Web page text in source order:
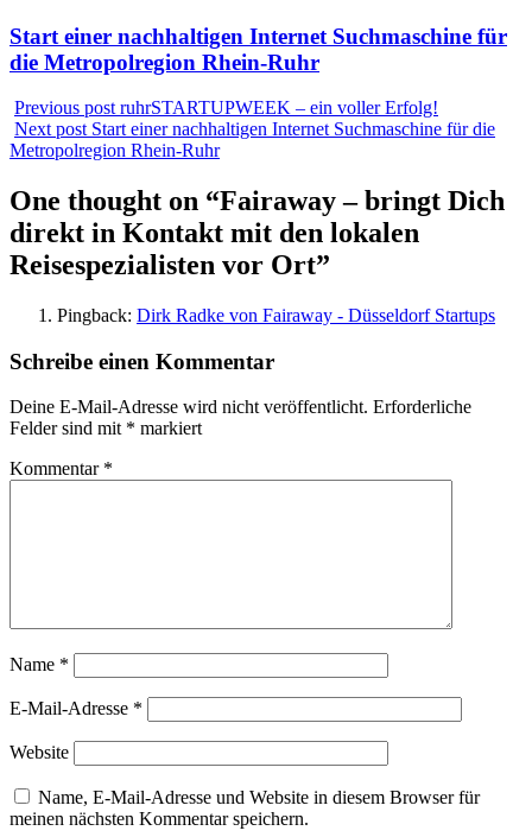
Next
post:
Start einer nachhaltigen Internet Suchmaschine für
die Metropolregion Rhein-Ruhr
Previous post ruhrSTARTUPWEEK – ein voller Erfolg!
Next post Start einer nachhaltigen Internet Suchmaschine für die
Metropolregion Rhein-Ruhr
One thought on “Fairaway – bringt Dich
direkt in Kontakt mit den lokalen
Reisespezialisten vor Ort”
Pingback: Dirk Radke von Fairaway - Düsseldorf Startups
Schreibe einen Kommentar
Deine E-Mail-Adresse wird nicht veröffentlicht. Erforderliche
Felder sind mit * markiert
Kommentar *
Name *
E-Mail-Adresse *
Website
Name, E-Mail-Adresse und Website in diesem Browser für
meinen nächsten Kommentar speichern.